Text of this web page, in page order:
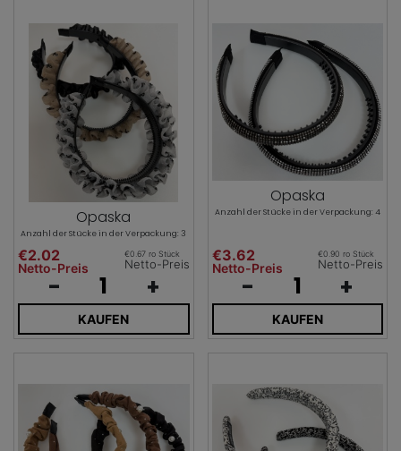
Opaska
Anzahl der Stücke in der Verpackung: 3
€2.02
Netto-Preis
€0.67 ro Stück
Netto-Preis
- +
KAUFEN
Opaska
Anzahl der Stücke in der Verpackung: 4
€3.62
Netto-Preis
€0.90 ro Stück
Netto-Preis
- +
KAUFEN